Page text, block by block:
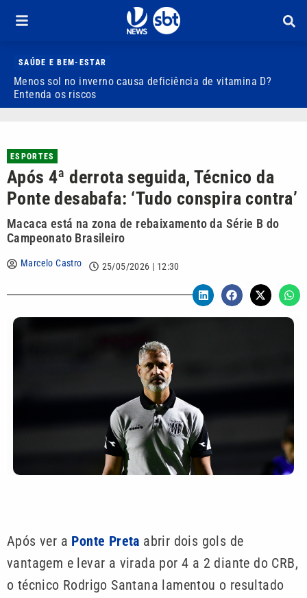
SAÚDE E BEM-ESTAR
Menos sol no inverno causa deficiência de vitamina D?
Entenda os riscos
ESPORTES
Após 4ª derrota seguida, Técnico da
Ponte desabafa: ‘Tudo conspira contra’
Macaca está na zona de rebaixamento da Série B do
Campeonato Brasileiro
Marcelo Castro 25/05/2026 | 12:30
Após ver a Ponte Preta abrir dois gols de
vantagem e levar a virada por 4 a 2 diante do CRB,
o técnico Rodrigo Santana lamentou o resultado